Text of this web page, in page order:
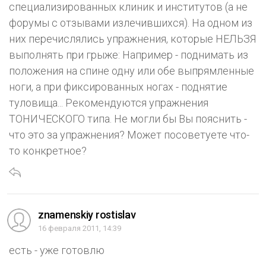
специализированных клиник и институтов (а не
форумы с отзывами излечившихся). На одном из
них перечислялись упражнения, которые НЕЛЬЗЯ
выполнять при грыже: Например - поднимать из
положения на спине одну или обе выпрямленные
ноги, а при фиксированных ногах - поднятие
туловища... Рекомендуются упражнения
ТОНИЧЕСКОГО типа. Не могли бы Вы пояснить -
что это за упражнения? Может посоветуете что-
то конкретное?
znamenskiy rostislav
16 февраля 2011, 14:39
есть - уже готовлю